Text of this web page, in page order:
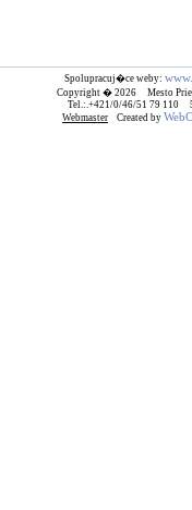
Spolupracuj�ce weby:
Copyright � 2026 Mesto
Tel.:.+421/0/46/51 79 110
Webmaster Created by